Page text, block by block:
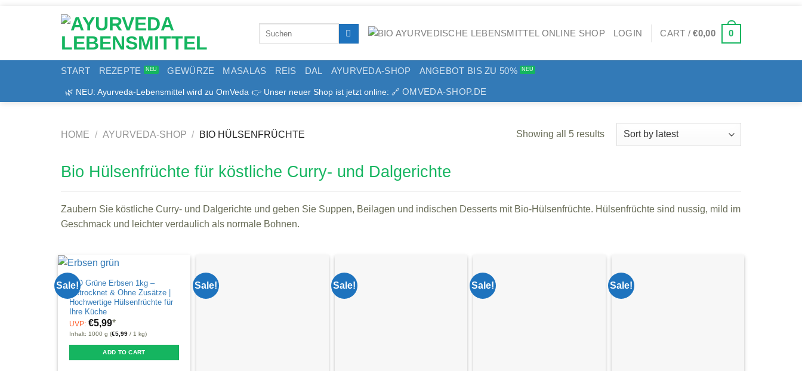
LOGIN CART /€0,00 0
START REZEPTE GEWÜRZE MASALAS REIS DAL AYURVEDA-SHOP ANGEBOT BIS ZU 50%
🌿 NEU: Ayurveda-Lebensmittel wird zu OmVeda 👉 Unser neuer Shop ist jetzt online: 🔗 OMVEDA-SHOP.DE
HOME / AYURVEDA-SHOP / BIO HÜLSENFRÜCHTE Showing all 5 results
Bio Hülsenfrüchte für köstliche Curry- und Dalgerichte
Zaubern Sie köstliche Curry- und Dalgerichte und geben Sie Suppen, Beilagen und indischen Desserts mit Bio-Hülsenfrüchte. Hülsenfrüchte sind nussig, mild im
Geschmack und leichter verdaulich als normale Bohnen.
Sale!BIO Grüne Erbsen 1kg –
Getrocknet & Ohne Zusätze |
Hochwertige Hülsenfrüchte für
Ihre Küche
UVP: €5,99*
Inhalt: 1000 g (€5,99 / 1 kg)
ADD TO CART
Sale! Sale! Sale! Sale!